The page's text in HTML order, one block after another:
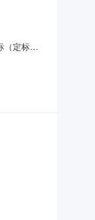
（定标）
23分23